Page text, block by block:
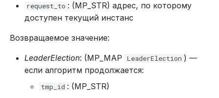
request_to : (MP_STR) адрес, по которому
доступен текущий инстанс
Возвращаемое значение:
LeaderElection: (MP_MAP LeaderElection ) —
если алгоритм продолжается:
tmp_id : (MP_STR)